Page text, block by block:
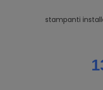
stampanti